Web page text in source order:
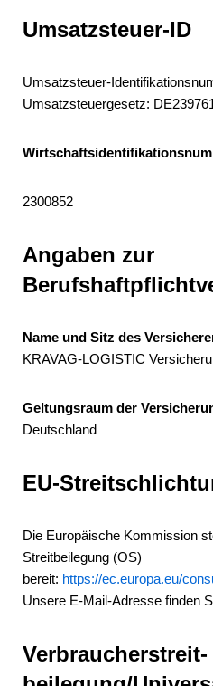
Umsatzsteuer-ID
Umsatzsteuer-
Umsatzsteuergesetz:
2300852
Angaben zur
Name und Sitz des
KRAVAG-LOGISTIC
Geltungsraum der
Deutschland
EU-
Die Europäische Kommission
Streitbeilegung (OS)
bereit: https://ec.europa.eu/
Unsere E-Mail-Adresse finden
Verbraucher­streit­